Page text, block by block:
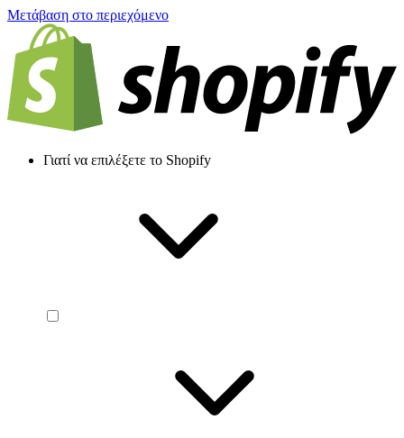
Μετάβαση στο περιεχόμενο
Γιατί να επιλέξετε το Shopify